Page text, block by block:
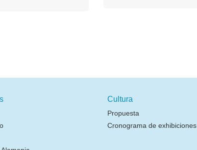
Cultura
Propuesta
Cronograma de exhibiciones